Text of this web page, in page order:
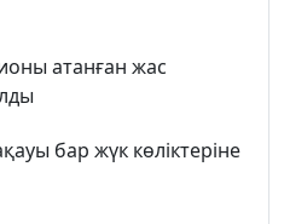
атанған жас
бар жүк көліктеріне